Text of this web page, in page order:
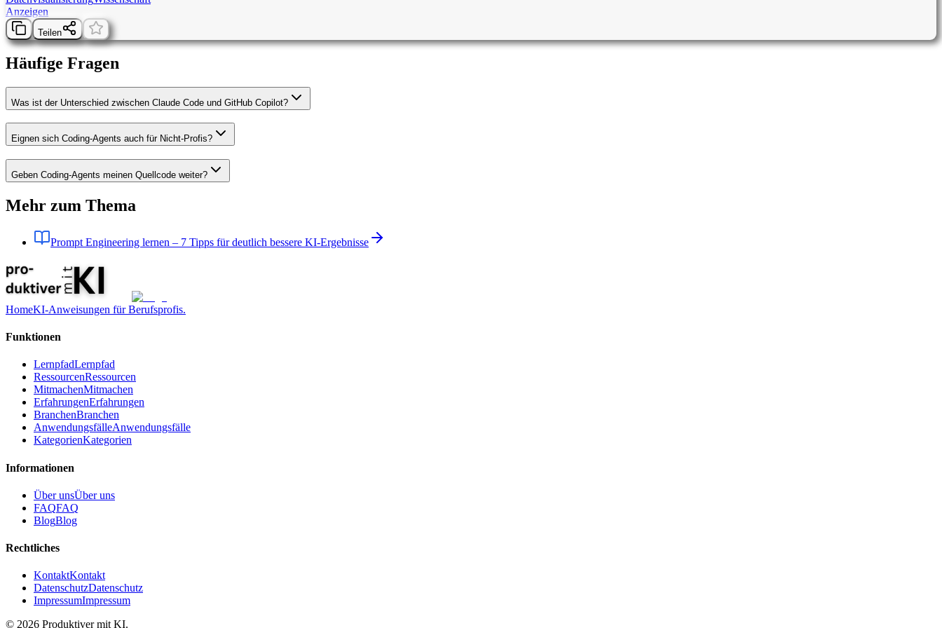
Anzeigen
Teilen
Häufige Fragen
Was ist der Unterschied zwischen Claude Code und GitHub Copilot?
Eignen sich Coding-Agents auch für Nicht-Profis?
Geben Coding-Agents meinen Quellcode weiter?
Mehr zum Thema
Prompt Engineering lernen – 7 Tipps für deutlich bessere KI-Ergebnisse
HomeKI-Anweisungen für Berufsprofis.
Funktionen
LernpfadLernpfad
RessourcenRessourcen
MitmachenMitmachen
ErfahrungenErfahrungen
BranchenBranchen
AnwendungsfälleAnwendungsfälle
KategorienKategorien
Informationen
Über unsÜber uns
FAQFAQ
BlogBlog
Rechtliches
KontaktKontakt
DatenschutzDatenschutz
ImpressumImpressum
© 2026 Produktiver mit KI.